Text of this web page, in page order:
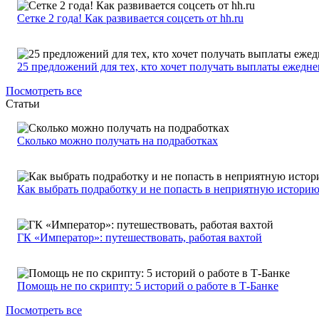
Сетке 2 года! Как развивается соцсеть от hh.ru
25 предложений для тех, кто хочет получать выплаты
Посмотреть все
Статьи
Сколько можно получать на подработках
Как выбрать подработку и не попасть в неприятную историю
ГК «Император»: путешествовать, работая вахтой
Помощь не по скрипту: 5 историй о работе в Т-Банке
Посмотреть все